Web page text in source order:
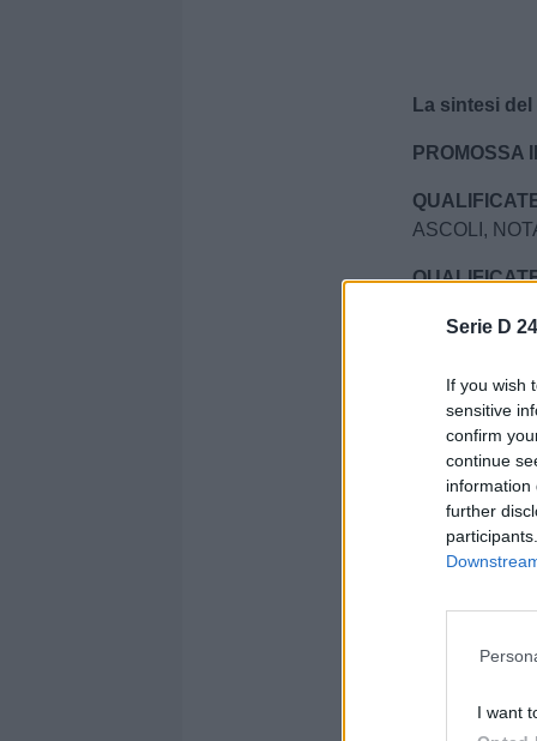
Serie D
If you wish
sensitive
confirm
continue
information
further
I want
La sintesi
PROMOSSA
ASCOLI,
Sezione:Girone
Autore:
Condividi